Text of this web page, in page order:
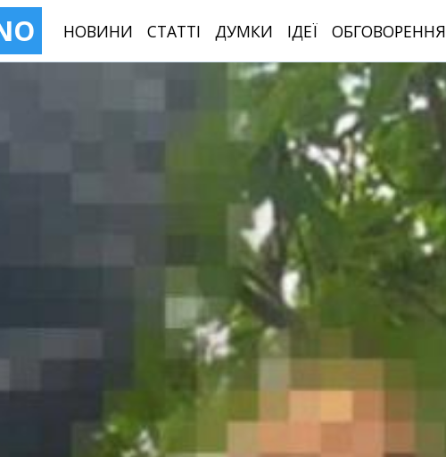
НОВИНИ СТАТТІ ДУМКИ ІДЕЇ ОБГОВОРЕННЯ